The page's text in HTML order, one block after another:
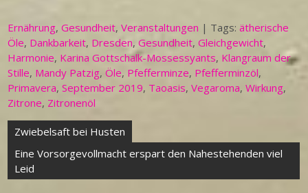
Ernährung,Gesundheit,Veranstaltungen | Tags:ätherische
Öle, Dankbarkeit, Dresden,Gesundheit,Gleichgewicht,
Harmonie, Karina Gottschalk-Mossessyants, Klangraum der
Stille, Mandy Patzig,Öle, Pfefferminze, Pfefferminzöl,
Primavera,September 2019, Taoasis,Vegaroma,Wirkung,
Zitrone, Zitronenöl
Beitragsnavigation
Zwiebelsaft bei Husten
Eine Vorsorgevollmacht erspart den Nahestehenden viel
Leid